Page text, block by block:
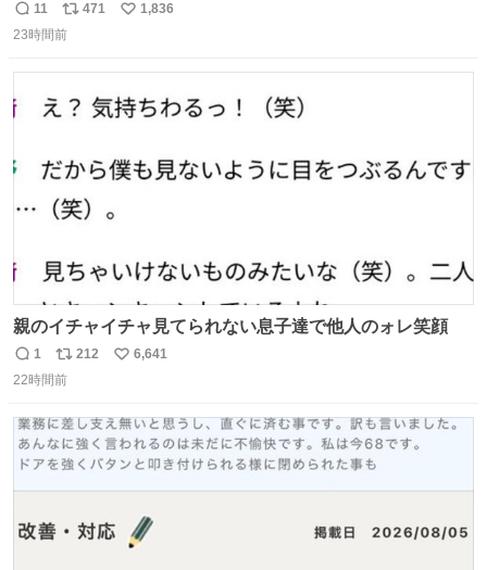
か見えなくなっちゃった。
返
信
11
リ
ポ
数
471
い
1,836
23時間前
親のイチャイチャ見てられない息子達で他人のォレ笑顔
返
信
1
リ
ポ
ト
数
212
い
数
6,641
22時間前